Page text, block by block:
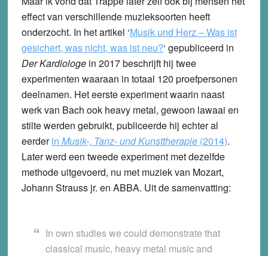
effect van verschillende muzieksoorten heeft
onderzocht. In het artikel ‘Musik und Herz – Was ist
gesichert, was nicht, was ist neu?‘ gepubliceerd in
Der Kardiologein 2017 beschrijft hij twee
experimenten waaraan in totaal 120 proefpersonen
deelnamen. Het eerste experiment waarin naast
werk van Bach ook heavy metal, gewoon lawaai en
stilte werden gebruikt, publiceerde hij echter al
eerderin Musik-, Tanz- und Kunsttherapie(2014).
Later werd een tweede experiment met dezelfde
methode uitgevoerd, nu met muziek van Mozart,
Johann Strauss jr. en ABBA. Uit de samenvatting:
In own studies we could demonstrate that
classical music, heavy metal music and